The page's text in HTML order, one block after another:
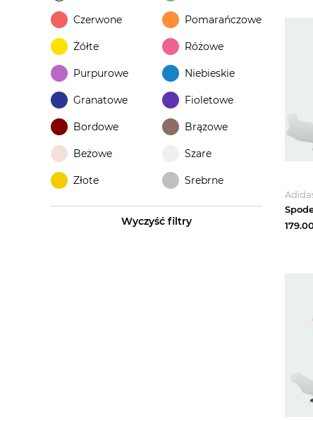
Czerwone Pomarańczowe
Żółte Różowe
Purpurowe Niebieskie
Granatowe Fioletowe
Bordowe Brązowe
Beżowe Szare
Złote Srebrne
Wyczyść filtry